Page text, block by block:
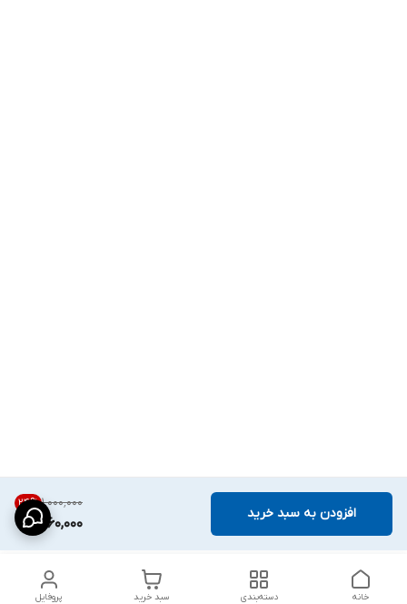
۱٬۰۰۰٬۰۰۰ 24%
760,000
افزودن به سبد خرید
پروفایل سبد خرید دسته‌بندی خانه